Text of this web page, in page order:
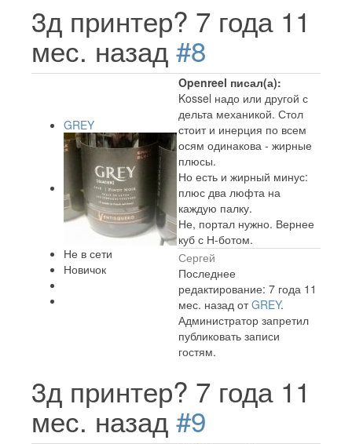
3д принтер? 7 года 11
мес. назад #8
GREY
Не в сети
Новичок
Openreel писал(а):
Kossel надо или другой с
дельта механикой. Стол
стоит и инерция по всем
осям одинакова - жирные
плюсы.
Но есть и жирный минус:
плюс два люфта на
каждую палку.
Не, портал нужно. Вернее
куб с Н-ботом.
Сергей
Последнее
редактирование: 7 года 11
мес. назад отGREY.
Администратор запретил
публиковать записи
гостям.
3д принтер? 7 года 11
мес. назад #9